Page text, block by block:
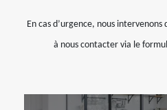
En cas d’urgence, nous intervenons
à nous contacter via le